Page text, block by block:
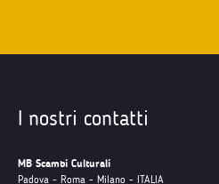
I nostri contatti
MB Scambi Culturali
Padova - Roma - Milano - ITALIA